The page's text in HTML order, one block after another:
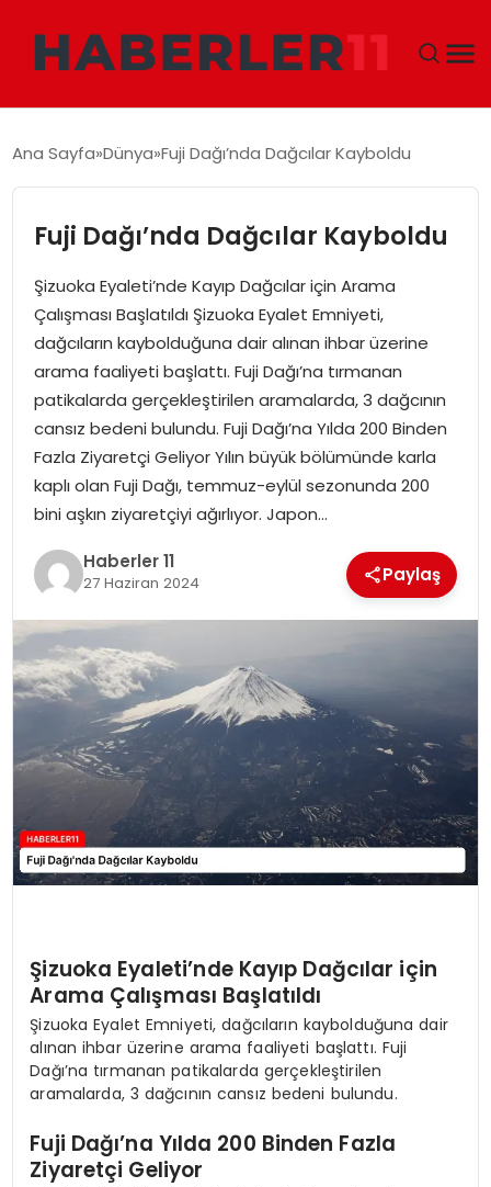
DÜNYA
EKONOMI
SIYASET
TEKNOLOJI
EĞITIM
MAGAZIN
YAŞAM
Ana Sayfa Dünya Fuji Dağı’nda Dağcılar Kayboldu
Fuji Dağı’nda Dağcılar Kayboldu
Şizuoka Eyaleti’nde Kayıp Dağcılar için Arama
Çalışması Başlatıldı Şizuoka Eyalet Emniyeti,
dağcıların kaybolduğuna dair alınan ihbar üzerine
arama faaliyeti başlattı. Fuji Dağı’na tırmanan
patikalarda gerçekleştirilen aramalarda, 3 dağcının
cansız bedeni bulundu. Fuji Dağı’na Yılda 200 Binden
Fazla Ziyaretçi Geliyor Yılın büyük bölümünde karla
kaplı olan Fuji Dağı, temmuz-eylül sezonunda 200
bini aşkın ziyaretçiyi ağırlıyor. Japon…
Haberler 11
27 Haziran 2024 Paylaş
Şizuoka Eyaleti’nde Kayıp Dağcılar için
Arama Çalışması Başlatıldı
Şizuoka Eyalet Emniyeti, dağcıların kaybolduğuna dair
alınan ihbar üzerine arama faaliyeti başlattı. Fuji
Dağı’na tırmanan patikalarda gerçekleştirilen
aramalarda, 3 dağcının cansız bedeni bulundu.
Fuji Dağı’na Yılda 200 Binden Fazla
Ziyaretçi Geliyor